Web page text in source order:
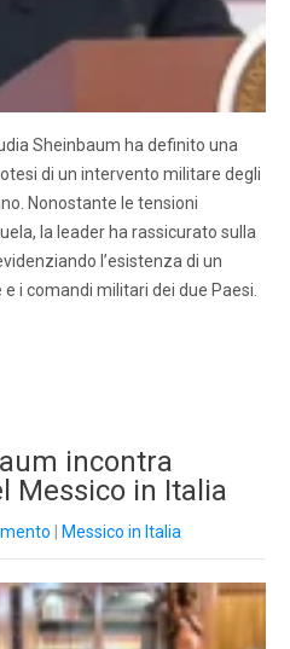
Sheinbaum ha definito una
di un intervento militare degli
Nonostante le tensioni
la leader ha rassicurato sulla
l’esistenza di un
i comandi militari dei due Paesi.
incontra
Messico in Italia
Messico in Italia